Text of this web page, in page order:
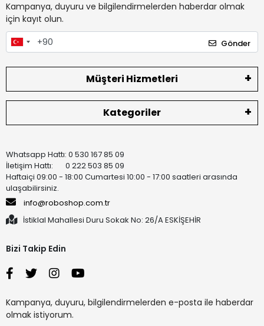
Kampanya, duyuru ve bilgilendirmelerden haberdar olmak
için kayıt olun.
Gönder
Müşteri Hizmetleri
Kategoriler
Whatsapp Hattı: 0 530 167 85 09
İletişim Hattı: 0 222 503 85 09
Haftaiçi 09:00 - 18:00 Cumartesi 10:00 - 17:00 saatleri arasında
ulaşabilirsiniz.
info@roboshop.com.tr
İstiklal Mahallesi Duru Sokak No: 26/A ESKİŞEHİR
Bizi Takip Edin
Kampanya, duyuru, bilgilendirmelerden e-posta ile haberdar
olmak istiyorum.